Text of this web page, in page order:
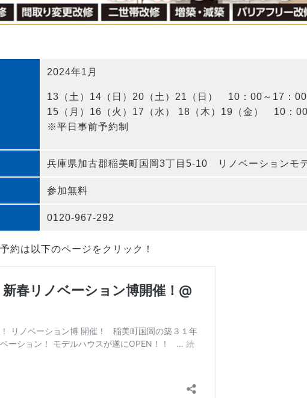
2024年1月
13（土）14（日）20（土）21（日） 10：00～17：00
15（月）16（火）17（水） 18（木）19（金） 10：
※平日事前予約制
兵庫県加古郡稲美町国岡3丁目5-10 リノベーションモ
参加無料
0120-967-292
約は以下のページをクリック！